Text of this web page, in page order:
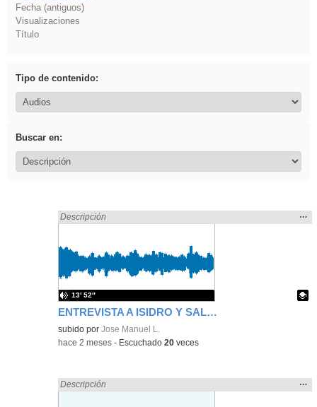
Fecha (antiguos)
Visualizaciones
Título
Tipo de contenido:
Buscar en:
ENTREVISTA A ISIDRO Y SALOMÉ
Encontrado «Experiencias» en:
Descripción
la
…
Contenido educativo.
subido porJose Manuel L.
13′ 52″
-hace 2 meses - Escuchado20 veces
Encontrado «Experiencias» en:
Descripción
la
…